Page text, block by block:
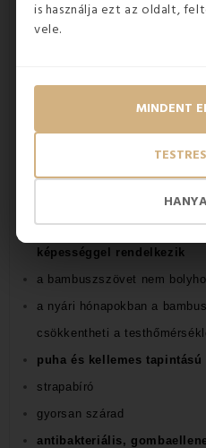
is használja ezt az oldalt,
vele.
MINDENT
Az EMI
a pamuthoz képest akár 4-
képességgel rendelkezik
a bambuszszövet nem
a nyári hónapokban a
csökkentheti a
puha és kellemes tapintású
strapabíró
gyorsan szárad
antibakteriális,